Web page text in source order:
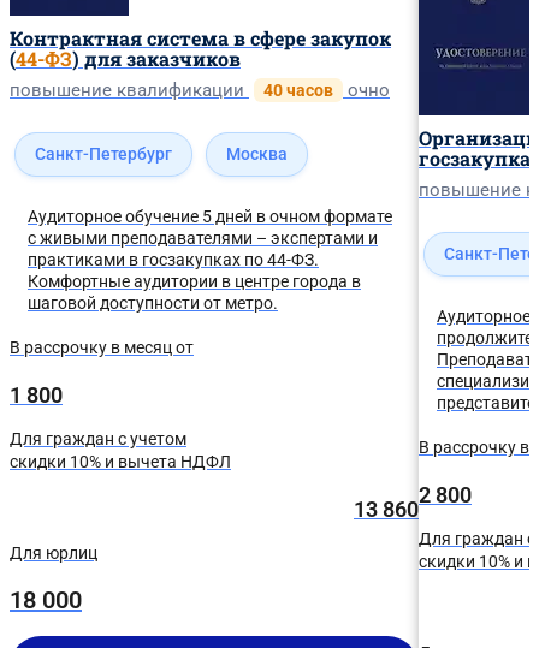
Контрактная система в сфере закупок
(44-ФЗ) для заказчиков
повышение квалификации 40 часов очно
Санкт-Петербург Москва
Аудиторное обучение 5 дней в очном формате
с живыми преподавателями – экспертами и
практиками в госзакупках по 44-ФЗ.
Комфортные аудитории в центре города в
шаговой доступности от метро.
В рассрочку в месяц от
1 800
Для граждан с учетом
скидки 10% и вычета НДФЛ
13 860
Для юрлиц
18 000
повышение
Санкт-
Аудиторное
В рассрочку в
2 800
Для граждан с
скидки 10% и